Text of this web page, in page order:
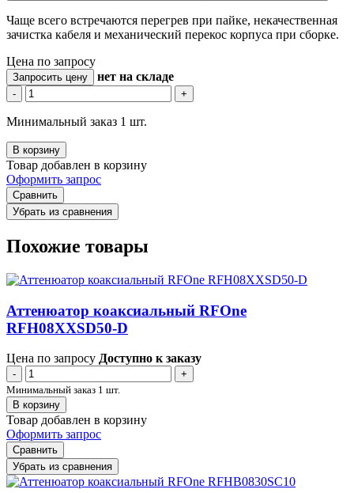
Чаще всего встречаются перегрев при пайке, некачественная
зачистка кабеля и механический перекос корпуса при сборке.
Цена по запросу
Запросить цену нет на складе
- +
Минимальный заказ 1 шт.
В корзину
Товар добавлен в корзину
Оформить запрос
Сравнить
Убрать из сравнения
Похожие товары
Аттенюатор коаксиальный RFOne
RFH08XXSD50-D
Цена по запросу Доступно к заказу
-
+
Минимальный заказ 1 шт.
В корзину
Товар добавлен в корзину
Оформить запрос
Сравнить
Убрать из сравнения